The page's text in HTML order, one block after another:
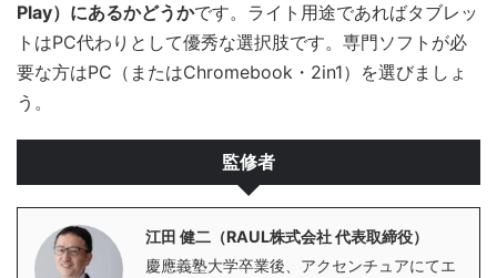
Play）にあるかどうかです。ライト用途であればタブレッ
トはPC代わりとして優秀な選択肢です。専門ソフトが必
要な方はPC（またはChromebook・2in1）を選びましょ
う。
監修者
江田 健二（RAUL株式会社 代表取締役）
慶應義塾大学卒業後、アクセンチュアにてエ